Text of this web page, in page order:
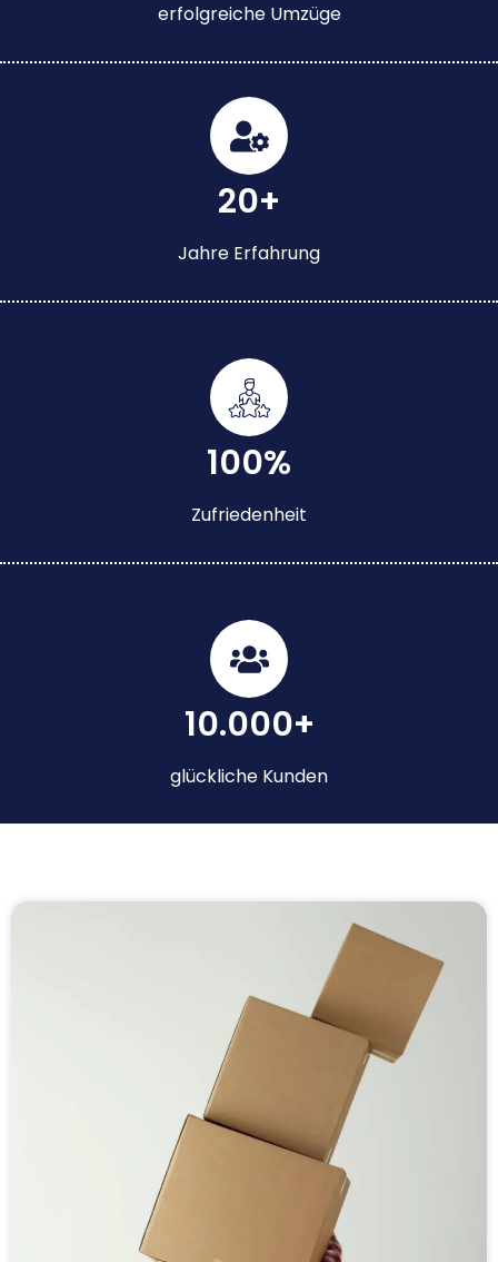
erfolgreiche Umzüge
20+
Jahre Erfahrung
100%
Zufriedenheit
10.000+
glückliche Kunden